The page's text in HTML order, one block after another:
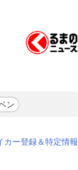
ン
カー登録＆特定情報